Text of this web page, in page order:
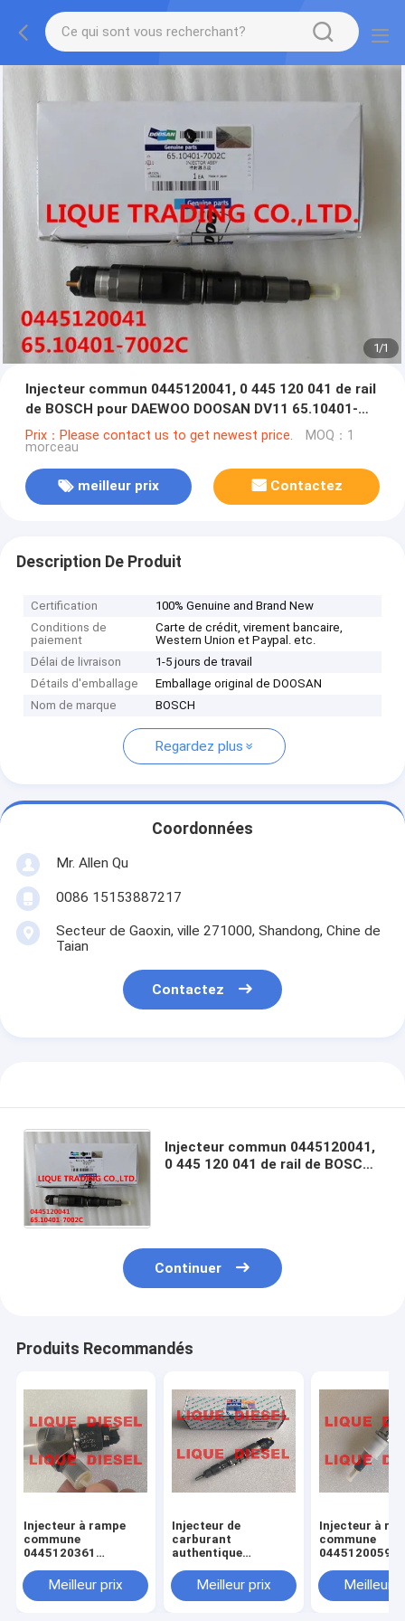
1/1
Injecteur commun 0445120041, 0 445 120 041 de rail
de BOSCH pour DAEWOO DOOSAN DV11 65.10401-
7002C, 65.10401-7002
Prix：Please contact us to get newest price. MOQ：1
morceau
meilleur prix Contactez
Description De Produit
Certification
100% Genuine and Brand New
Conditions de
paiement
Carte de crédit, virement bancaire,
Western Union et Paypal. etc.
Délai de livraison
1-5 jours de travail
Détails d'emballage
Emballage original de DOOSAN
Nom de marque
BOSCH
Regardez plus
Coordonnées
Mr. Allen Qu
0086 15153887217
Secteur de Gaoxin, ville 271000, Shandong, Chine de
Taian
Contactez
Injecteur commun 0445120041,
0 445 120 041 de rail de BOSCH
Continuer
Produits Recommandés
Injecteur à rampe
commune
0445120361
120 361 5801479314
Meilleur prix
Injecteur de
carburant
authentique
0445120290 0 445
120 290 L4700-
Meilleur prix
Injecteur à
commune
0445120059
120 059 0 445
231 pour
Meilleur